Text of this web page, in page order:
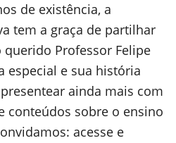
de existência, a
tem a graça de partilhar
Professor Felipe
especial e sua história
ainda mais com
conteúdos sobre o ensino
acesse e